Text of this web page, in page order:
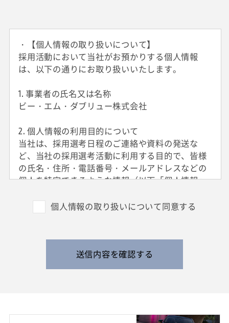
・【個人情報の取り扱いについて】
採用活動において当社がお預かりする個人情報
は、以下の通りにお取り扱いいたします。
1. 事業者の氏名又は名称
ビー・エム・ダブリュー株式会社
2. 個人情報の利用目的について
当社は、採用選考日程のご連絡や資料の発送な
ど、当社の採用選考活動に利用する目的で、皆様
の氏名・住所・電話番号・メールアドレスなどの
個人を特定できるような情報（以下「個人情報」
外国籍の方からは、日本国での就労可否の確認に
また、特定の業務に従事することが可能であるか
を判断する目的で、健康診断書や障害者手帳等の
提出をお願いすることがあります。
す。
個人情報の取り扱いについて同意する
送信内容を確認する